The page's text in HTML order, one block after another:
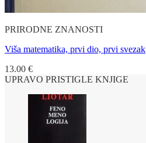
PRIRODNE ZNANOSTI
Viša matematika, prvi dio, prvi svezak
13.00 €
UPRAVO PRISTIGLE KNJIGE